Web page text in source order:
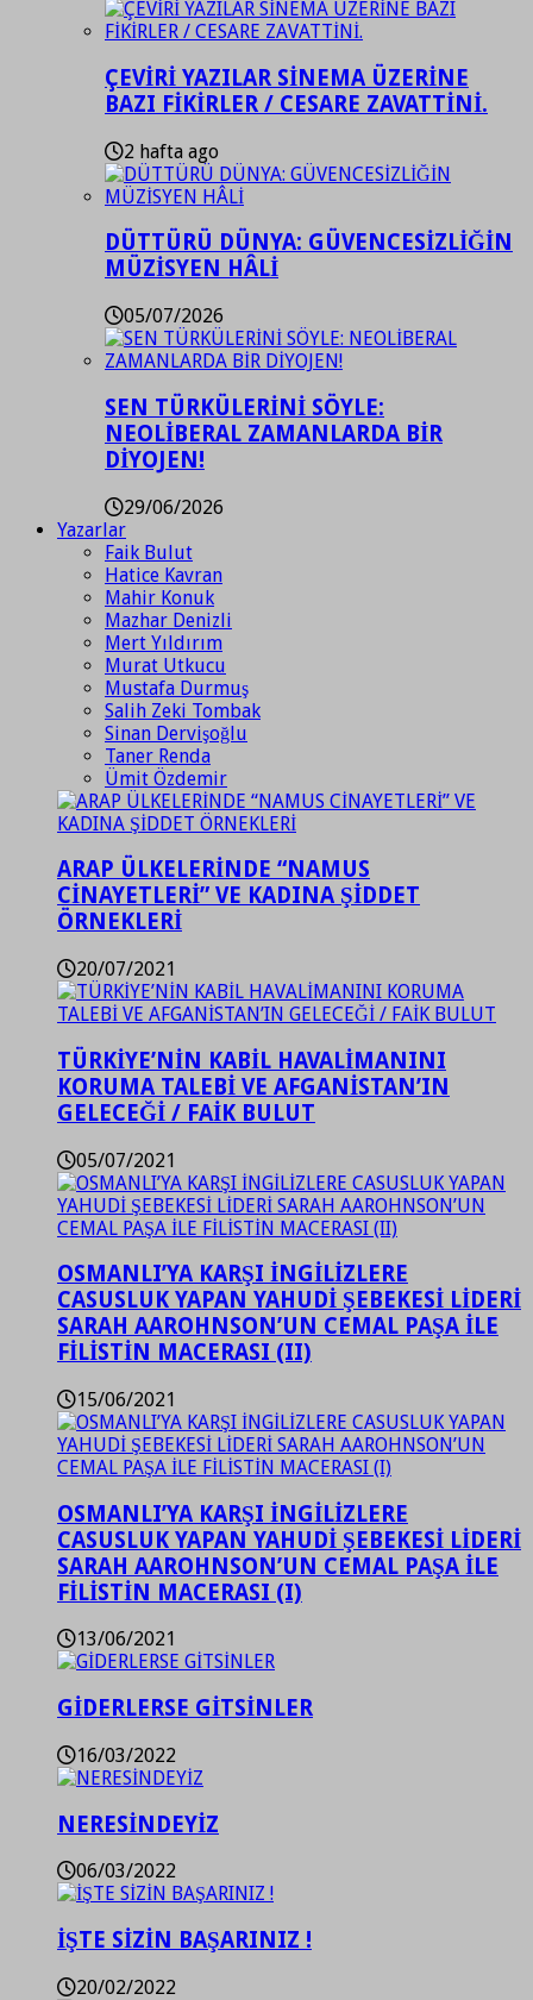
ÇEVİRİ YAZILAR SİNEMA ÜZERİNE
BAZI FİKİRLER / CESARE ZAVATTİNİ.
2 hafta ago
DÜTTÜRÜ DÜNYA: GÜVENCESİZLİĞİN
MÜZİSYEN HÂLİ
05/07/2026
SEN TÜRKÜLERİNİ SÖYLE:
NEOLİBERAL ZAMANLARDA BİR
DİYOJEN!
29/06/2026
Yazarlar
Faik Bulut
Hatice Kavran
Mahir Konuk
Mazhar Denizli
Mert Yıldırım
Murat Utkucu
Mustafa Durmuş
Salih Zeki Tombak
Sinan Dervişoğlu
Taner Renda
Ümit Özdemir
ARAP ÜLKELERİNDE “NAMUS
CİNAYETLERİ” VE KADINA ŞİDDET
ÖRNEKLERİ
20/07/2021
TÜRKİYE’NİN KABİL HAVALİMANINI
KORUMA TALEBİ VE AFGANİSTAN’IN
GELECEĞİ / FAİK BULUT
05/07/2021
OSMANLI’YA KARŞI İNGİLİZLERE
CASUSLUK YAPAN YAHUDİ ŞEBEKESİ LİDERİ
SARAH AAROHNSON’UN CEMAL PAŞA İLE
FİLİSTİN MACERASI (II)
15/06/2021
OSMANLI’YA KARŞI İNGİLİZLERE
CASUSLUK YAPAN YAHUDİ ŞEBEKESİ LİDERİ
SARAH AAROHNSON’UN CEMAL PAŞA İLE
FİLİSTİN MACERASI (I)
13/06/2021
GİDERLERSE GİTSİNLER
16/03/2022
NERESİNDEYİZ
06/03/2022
İŞTE SİZİN BAŞARINIZ !
20/02/2022